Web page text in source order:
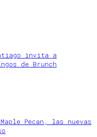
invita a
de Brunch
Pecan, las nuevas